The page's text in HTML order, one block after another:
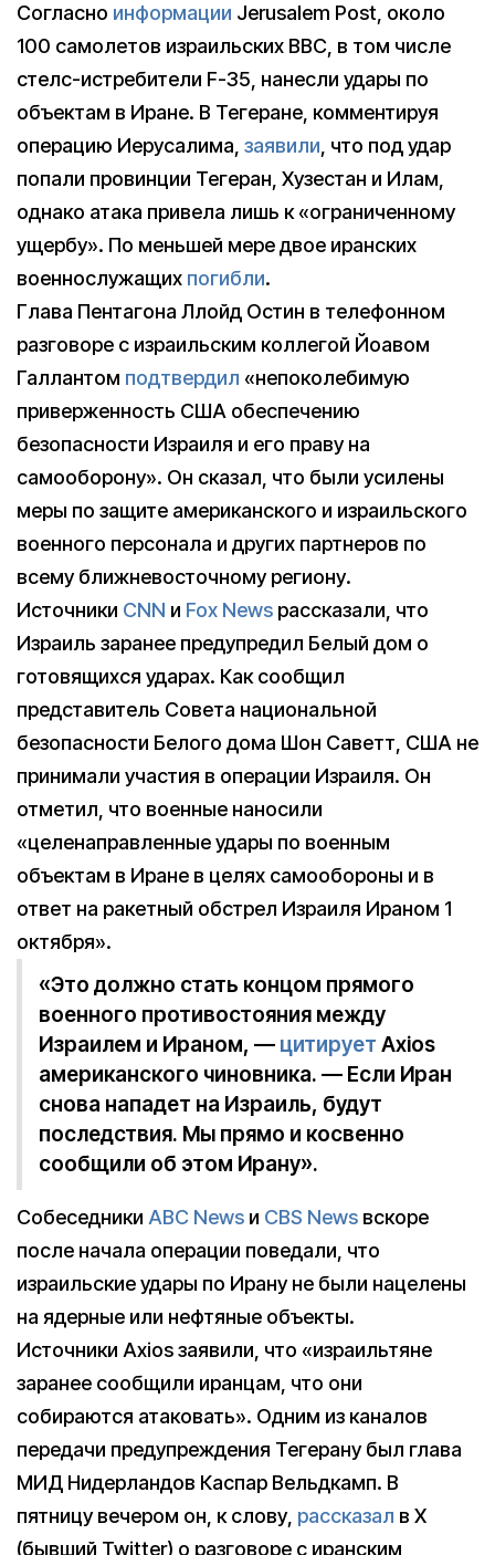
Согласно информации Jerusalem Post, около
100 самолетов израильских ВВС, в том числе
стелс-истребители F-35, нанесли удары по
объектам в Иране. В Тегеране, комментируя
операцию Иерусалима, заявили, что под удар
попали провинции Тегеран, Хузестан и Илам,
однако атака привела лишь к «ограниченному
ущербу». По меньшей мере двое иранских
военнослужащих погибли.
Глава Пентагона Ллойд Остин в телефонном
разговоре с израильским коллегой Йоавом
Галлантом подтвердил «непоколебимую
приверженность США обеспечению
безопасности Израиля и его праву на
самооборону». Он сказал, что были усилены
меры по защите американского и израильского
военного персонала и других партнеров по
всему ближневосточному региону.
Источники CNN и Fox News рассказали, что
Израиль заранее предупредил Белый дом о
готовящихся ударах. Как сообщил
представитель Совета национальной
безопасности Белого дома Шон Саветт, США не
принимали участия в операции Израиля. Он
отметил, что военные наносили
«целенаправленные удары по военным
объектам в Иране в целях самообороны и в
ответ на ракетный обстрел Израиля Ираном 1
октября».
«Это должно стать концом прямого
военного противостояния между
Израилем и Ираном, — цитирует Axios
американского чиновника. — Если Иран
снова нападет на Израиль, будут
последствия. Мы прямо и косвенно
сообщили об этом Ирану».
Собеседники ABC News и CBS News вскоре
после начала операции поведали, что
израильские удары по Ирану не были нацелены
на ядерные или нефтяные объекты.
Источники Axios заявили, что «израильтяне
заранее сообщили иранцам, что они
собираются атаковать». Одним из каналов
передачи предупреждения Тегерану был глава
МИД Нидерландов Каспар Вельдкамп. В
пятницу вечером он, к слову, рассказал в X
(бывший Twitter) о разговоре с иранским